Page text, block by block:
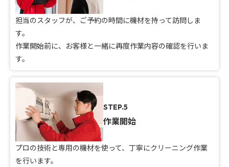
担当のスタッフが、ご予約の時間に機材を持って訪問しま
す。
作業開始前に、お客様と一緒に再度作業内容の確認を行いま
す。
STEP.5
作業開始
プロの技術と専用の機材を使って、丁寧にクリーニング作業
を行います。